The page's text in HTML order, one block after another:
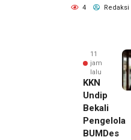
4 Redaksi
11
jam
lalu
KKN
Undip
Bekali
Pengelola
BUMDes